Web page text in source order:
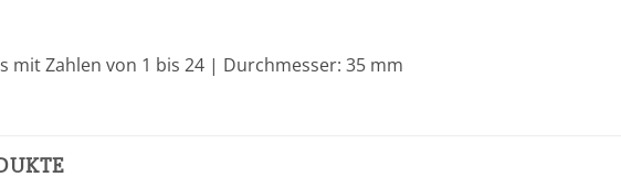
mit Zahlen von 1 bis 24 | Durchmesser: 35 mm